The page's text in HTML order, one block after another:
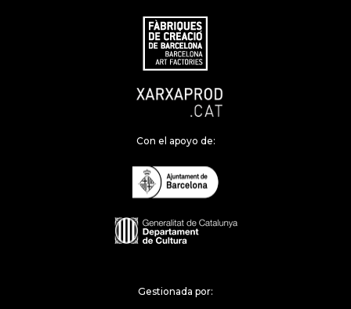
Con el apoyo de:
Gestionada por: